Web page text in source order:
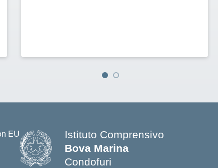
Istituto Comprensivo
Bova Marina
Condofuri